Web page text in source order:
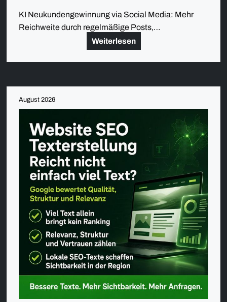
KI Neukundengewinnung via Social Media: Mehr
Reichweite durch regelmäßige Posts,…
Weiterlesen
August 2026